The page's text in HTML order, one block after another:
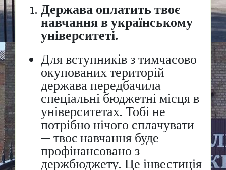
Держава оплатить твоє
навчання в українському
університеті.
Для вступників з тимчасово
окупованих територій
держава передбачила
спеціальні бюджетні місця в
університетах. Тобі не
потрібно нічого сплачувати
— твоє навчання буде
профінансовано з
держбюджету. Це інвестиція